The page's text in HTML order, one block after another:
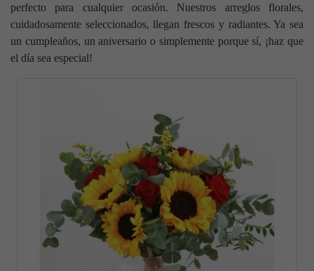
perfecto para cualquier ocasión. Nuestros arreglos florales,
cuidadosamente seleccionados, llegan frescos y radiantes. Ya sea
un cumpleaños, un aniversario o simplemente porque sí, ¡haz que
el día sea especial!